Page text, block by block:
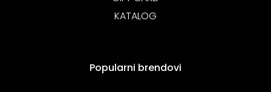
KATALOG
Popularni brendovi